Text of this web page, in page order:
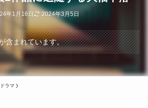
年1月16日 2024年3月5日
含まれています。
ラマ